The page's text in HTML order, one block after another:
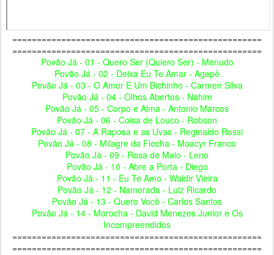
===================================================
===================================================
Povão Já - 01 - Quero Ser (Quiero Ser) - Menudo
Povão Já - 02 - Deixa Eu Te Amar - Agepê
Povão Já - 03 - O Amor E Um Bichinho - Carmen Silva
Povão Já - 04 - Olhos Abertos - Nahim
Povão Já - 05 - Corpo e Alma - Antonio Marcos
Povão Já - 06 - Coisa de Louco - Robson
Povão Já - 07 - A Raposa e as Uvas - Reginaldo Rossi
Povão Já - 08 - Milagre da Flecha - Moacyr Franco
Povão Já - 09 - Rosa de Maio - Leno
Povão Já - 10 - Abre a Porta - Diego
Povão Já - 11 - Eu Te Amo - Waldir Vieira
Povão Já - 12 - Namorada - Luiz Ricardo
Povão Já - 13 - Quero Você - Carlos Santos
Povão Já - 14 - Morocha - David Menezes Junior e Os
Incompreendidos
===================================================
===================================================